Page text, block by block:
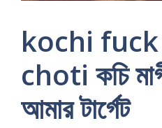
kochi
choti কচি
আমার টার্গেট